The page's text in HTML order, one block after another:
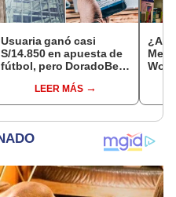
Usuaria ganó casi
S/14.850 en apuesta de
fútbol, pero DoradoBet
Indecopi multó a la
empresa con más de S/
LEER MÁS
¿A